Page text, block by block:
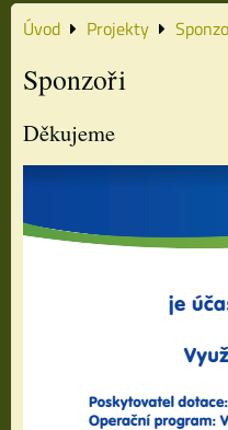
Úvod Projekty
Sponzoři
Děkujeme